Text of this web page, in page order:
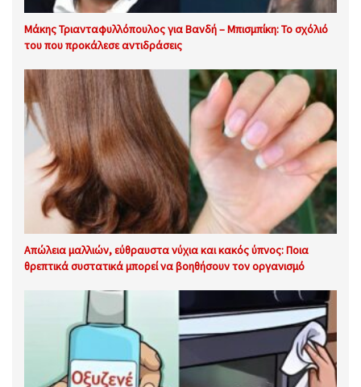
Μάκης Τριανταφυλλόπουλος για Βανδή – Μπισμπίκη: Το σχόλιό
του που προκάλεσε αντιδράσεις
Απώλεια μαλλιών, εύθραυστα νύχια και κακός ύπνος: Ποια
θρεπτικά συστατικά μπορεί να βοηθήσουν τον οργανισμό